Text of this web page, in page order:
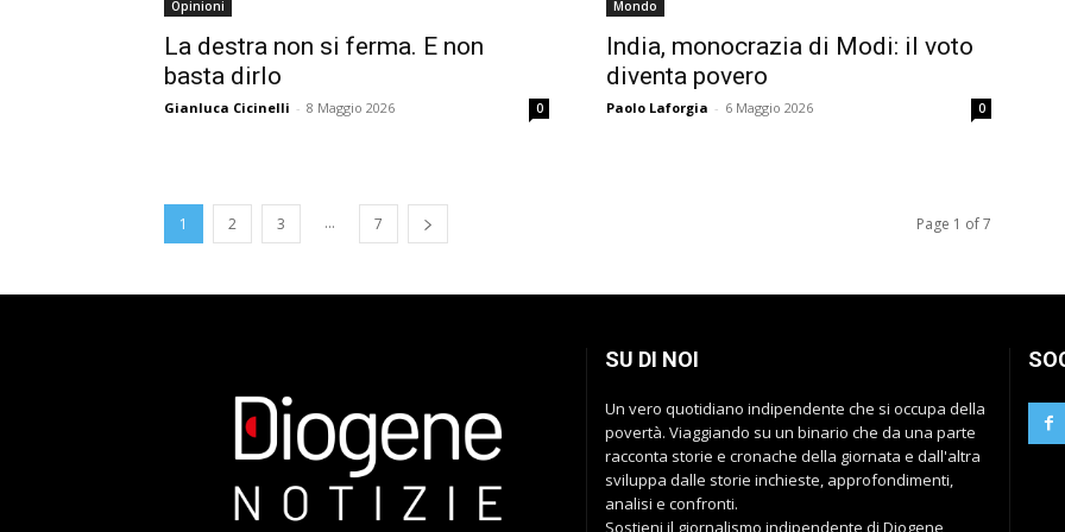
Opinioni
La destra non si ferma. E non
basta dirlo
Gianluca Cicinelli - 8 Maggio 2026 0
Mondo
India, monocrazia di Modi: il voto
diventa povero
Paolo Laforgia - 6 Maggio 2026 0
1 2 3 ... 7 Page 1 of 7
SU DI NOI
Un vero quotidiano indipendente che si occupa della
povertà. Viaggiando su un binario che da una parte
racconta storie e cronache della giornata e dall'altra
sviluppa dalle storie inchieste, approfondimenti,
analisi e confronti.
Sostieni il giornalismo indipendente di Diogene